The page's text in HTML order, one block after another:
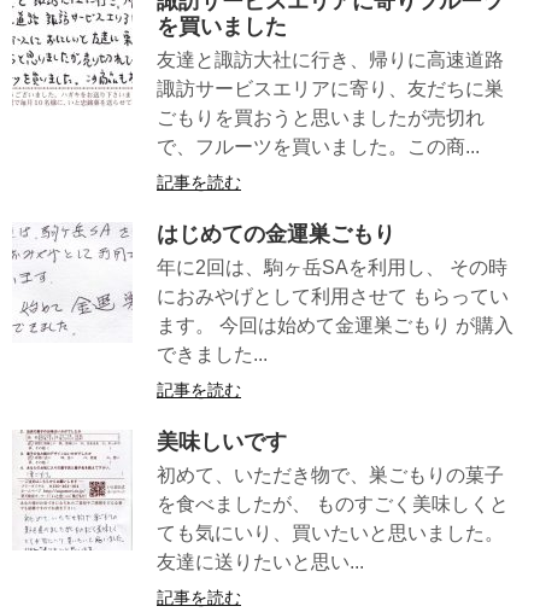
を買いました
友達と諏訪大社に行き、帰りに高速道路
諏訪サービスエリアに寄り、友だちに巣
ごもりを買おうと思いましたが売切れ
で、フルーツを買いました。この商...
記事を読む
はじめての金運巣ごもり
年に2回は、駒ヶ岳SAを利用し、 その時
におみやげとして利用させて もらってい
ます。 今回は始めて金運巣ごもり が購入
できました...
記事を読む
美味しいです
初めて、いただき物で、巣ごもりの菓子
を食べましたが、 ものすごく美味しくと
ても気にいり、買いたいと思いました。
友達に送りたいと思い...
記事を読む